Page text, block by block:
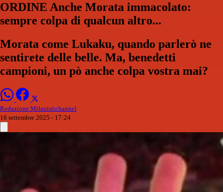
ORDINE Anche Morata immacolato:
sempre colpa di qualcun altro...
Morata come Lukaku, quando parlerò ne
sentirete delle belle. Ma, benedetti
campioni, un pò anche colpa vostra mai?
Redazione Milanistichannel
16 settembre 2025 - 17:24